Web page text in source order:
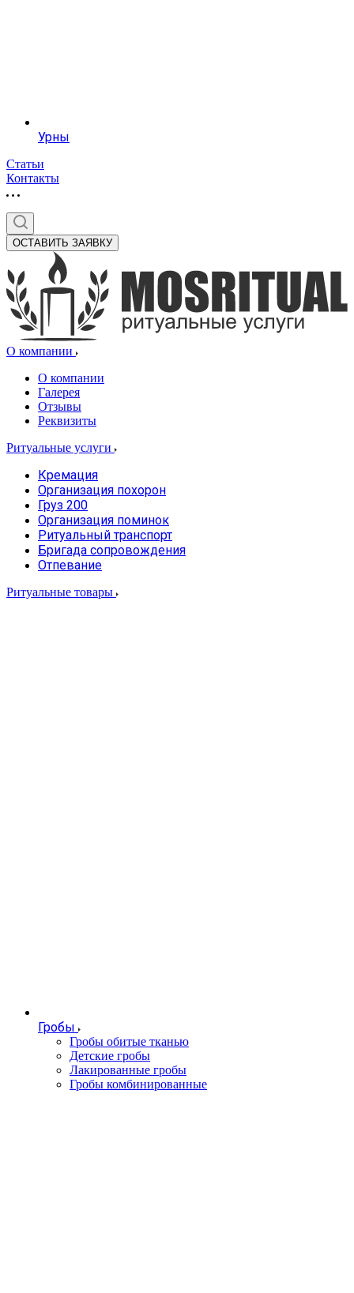
Урны
Статьи
Контакты
ОСТАВИТЬ ЗАЯВКУ
О компании
О компании
Галерея
Отзывы
Реквизиты
Ритуальные услуги
Кремация
Организация похорон
Груз 200
Организация поминок
Ритуальный транспорт
Бригада сопровождения
Отпевание
Ритуальные товары
Гробы
Гробы обитые тканью
Детские гробы
Лакированные гробы
Гробы комбинированные